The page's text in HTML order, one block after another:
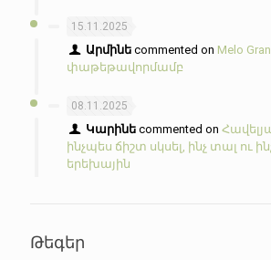
15.11.2025
Արմինե commented on Melo
փաթեթավորմամբ
08.11.2025
Կարինե commented on
ինչպես ճիշտ սկսել, ինչ տալ ու
երեխային
Թեգեր